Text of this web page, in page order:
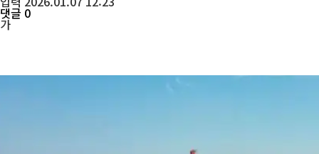
댓글 0
가